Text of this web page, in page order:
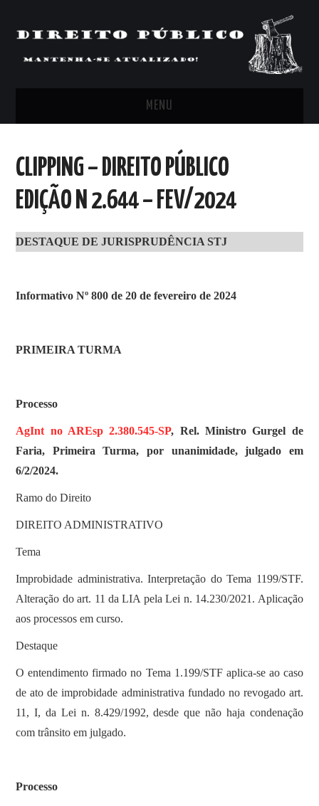
MENU
ARTIGOS, COMENTÁRIOS E PONTOS
DE VISTA
CLIPPING’S
CLIPPING – DIREITO PÚBLICO
EDIÇÃO N 2.644 – FEV/2024
DESTAQUE DE JURISPRUDÊNCIA STJ
Informativo Nº 800 de 20 de fevereiro de 2024
PRIMEIRA TURMA
Processo
AgInt no AREsp 2.380.545-SP, Rel. Ministro Gurgel de
Faria, Primeira Turma, por unanimidade, julgado em
6/2/2024.
Ramo do Direito
DIREITO ADMINISTRATIVO
Tema
Improbidade administrativa. Interpretação do Tema 1199/STF.
Alteração do art. 11 da LIA pela Lei n. 14.230/2021. Aplicação
aos processos em curso.
Destaque
O entendimento firmado no Tema 1.199/STF aplica-se ao caso
de ato de improbidade administrativa fundado no revogado art.
11, I, da Lei n. 8.429/1992, desde que não haja condenação
com trânsito em julgado.
Processo